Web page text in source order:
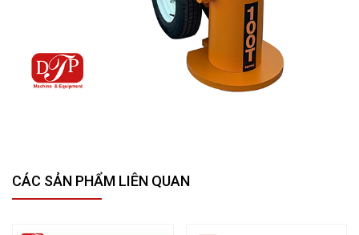
CÁC SẢN PHẨM LIÊN QUAN